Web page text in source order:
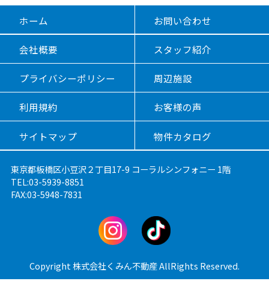
ホーム お問い合わせ
会社概要 スタッフ紹介
プライバシーポリシー 周辺施設
利用規約 お客様の声
サイトマップ 物件カタログ
東京都板橋区小豆沢２丁目17-9 コーラルシンフォニー 1階
TEL:03-5939-8851
FAX:03-5948-7831
Copyright 株式会社くみん不動産 AllRights Reserved.